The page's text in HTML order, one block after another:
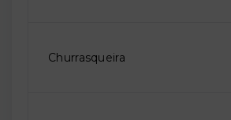
Churrasqueira